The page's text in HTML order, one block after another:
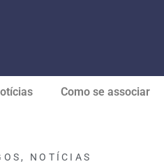
Como se associar
, NOTÍCIAS